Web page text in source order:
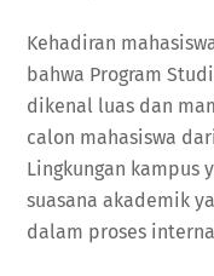
Kehadiran
bahwa Program
dikenal luas dan
calon mahasiswa
Lingkungan kampus
suasana akademik
dalam proses